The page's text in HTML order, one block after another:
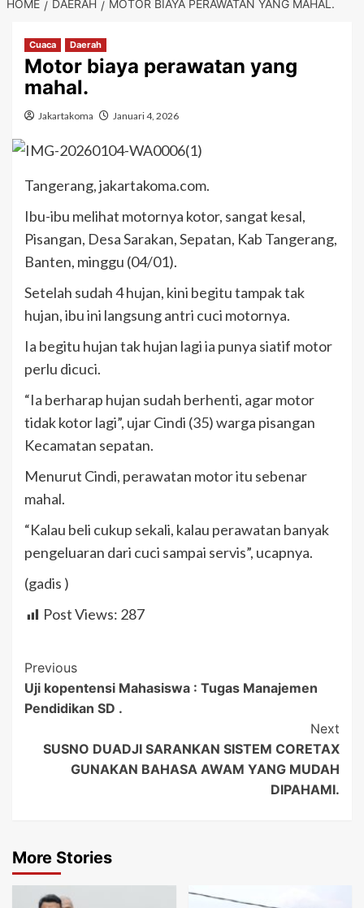
HOME DAERAH MOTOR BIAYA PERAWATAN YANG MAHAL.
Cuaca Daerah
Motor biaya perawatan yang
mahal.
Jakartakoma Januari 4, 2026
Tangerang, jakartakoma.com.
Ibu-ibu melihat motornya kotor, sangat kesal,
Pisangan, Desa Sarakan, Sepatan, Kab Tangerang,
Banten, minggu (04/01).
Setelah sudah 4 hujan, kini begitu tampak tak
hujan, ibu ini langsung antri cuci motornya.
Ia begitu hujan tak hujan lagi ia punya siatif motor
perlu dicuci.
“Ia berharap hujan sudah berhenti, agar motor
tidak kotor lagi”, ujar Cindi (35) warga pisangan
Kecamatan sepatan.
Menurut Cindi, perawatan motor itu sebenar
mahal.
“Kalau beli cukup sekali, kalau perawatan banyak
pengeluaran dari cuci sampai servis”, ucapnya.
(gadis )
Post Views: 287
Post
Navigation
Previous
Uji kopentensi Mahasiswa : Tugas Manajemen
Pendidikan SD .
Next
SUSNO DUADJI SARANKAN SISTEM CORETAX
GUNAKAN BAHASA AWAM YANG MUDAH
DIPAHAMI.
More Stories